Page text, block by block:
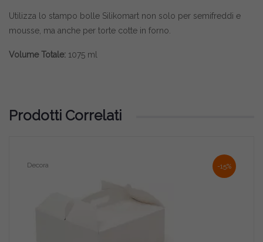
Utilizza lo stampo bolle Silikomart non solo per semifreddi e
mousse, ma anche per torte cotte in forno.
Volume Totale: 1075 ml
Prodotti Correlati
-15%
Decora